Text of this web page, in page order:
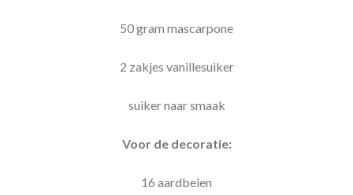
50 gram mascarpone
2 zakjes vanillesuiker
suiker naar smaak
Voor de decoratie:
16 aardbeien